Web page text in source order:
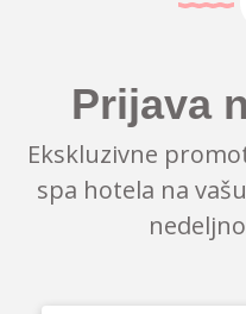
Prijava
Ekskluzivne
spa hotela na